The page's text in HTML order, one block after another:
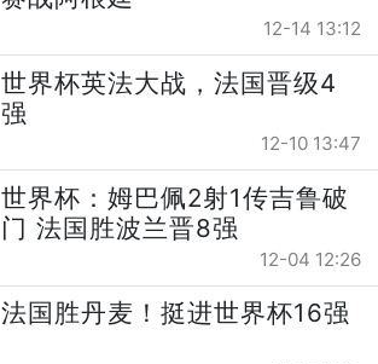
12-14 13:12
世界杯英法大战，法国晋级4
强
12-10 13:47
世界杯：姆巴佩2射1传吉鲁破
门 法国胜波兰晋8强
12-04 12:26
法国胜丹麦！挺进世界杯16强